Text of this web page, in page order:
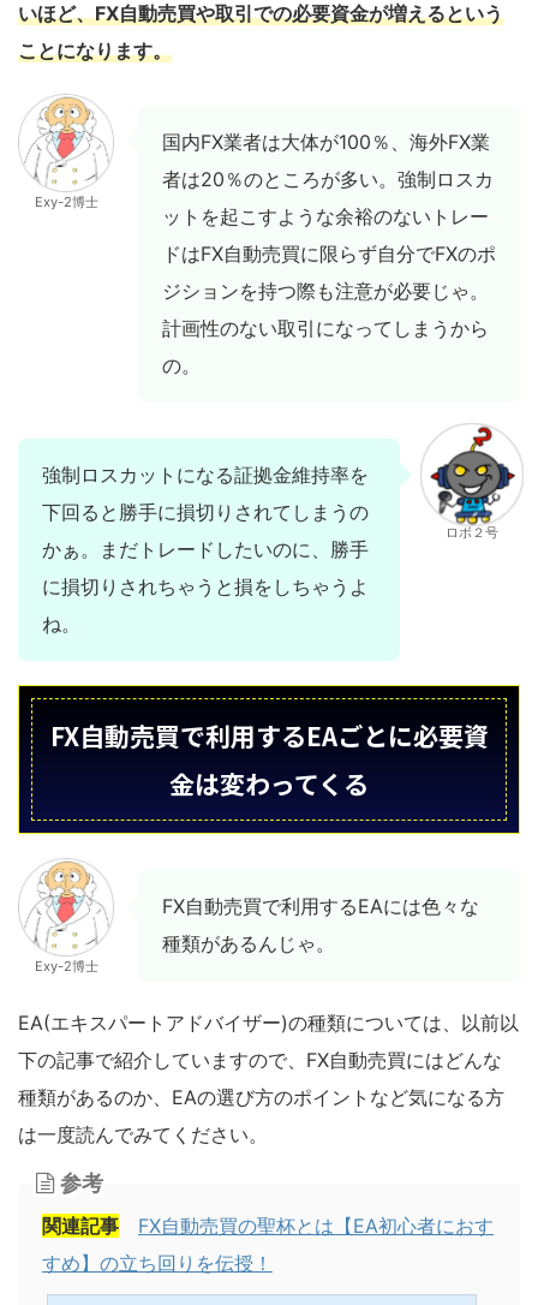
いほど、FX自動売買や取引での必要資金が増えるという
ことになります。
Exy-2博士
国内FX業者は大体が100％、海外FX業
者は20％のところが多い。強制ロスカ
ットを起こすような余裕のないトレー
ドはFX自動売買に限らず自分でFXのポ
ジションを持つ際も注意が必要じゃ。
計画性のない取引になってしまうから
の。
強制ロスカットになる証拠金維持率を
下回ると勝手に損切りされてしまうの
かぁ。まだトレードしたいのに、勝手
に損切りされちゃうと損をしちゃうよ
ね。
ロボ２号
FX自動売買で利用するEAごとに必要資
金は変わってくる
Exy-2博士
FX自動売買で利用するEAには色々な
種類があるんじゃ。
EA(エキスパートアドバイザー)の種類については、以前以
下の記事で紹介していますので、FX自動売買にはどんな
種類があるのか、EAの選び方のポイントなど気になる方
は一度読んでみてください。
参考
関連記事
FX自動売買の聖杯とは【EA初心者におす
すめ】の立ち回りを伝授！